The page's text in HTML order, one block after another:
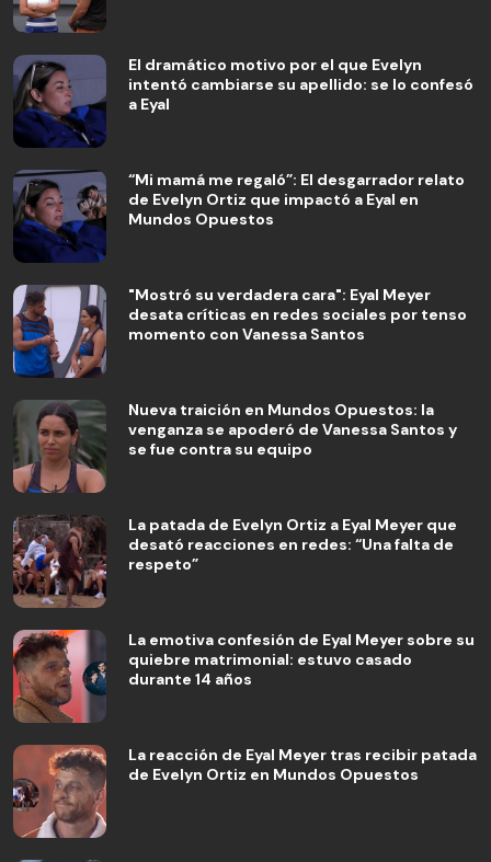
El dramático motivo por el que Evelyn
intentó cambiarse su apellido: se lo confesó
a Eyal
“Mi mamá me regaló”: El desgarrador relato
de Evelyn Ortiz que impactó a Eyal en
Mundos Opuestos
"Mostró su verdadera cara": Eyal Meyer
desata críticas en redes sociales por tenso
momento con Vanessa Santos
Nueva traición en Mundos Opuestos: la
venganza se apoderó de Vanessa Santos y
se fue contra su equipo
La patada de Evelyn Ortiz a Eyal Meyer que
desató reacciones en redes: “Una falta de
respeto”
La emotiva confesión de Eyal Meyer sobre su
quiebre matrimonial: estuvo casado
durante 14 años
La reacción de Eyal Meyer tras recibir patada
de Evelyn Ortiz en Mundos Opuestos